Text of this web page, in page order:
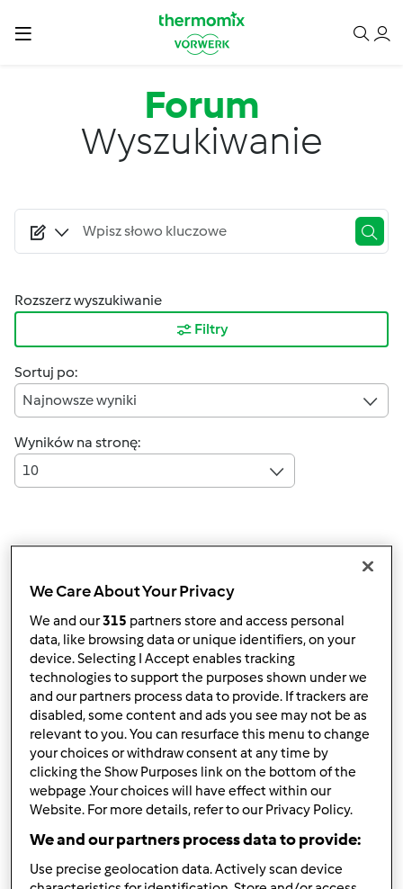
Forum
Wyszukiwanie
Rozszerz wyszukiwanie
Filtry
Sortuj po:
Najnowsze wyniki
Wyników na stronę:
10
Ostatni wpis
Szybka odpowiedź
Mixi Dołączył : 08.11.2010
pon., 01/09/2017 - 13:21
#1
Boogna,
podczas wpisywania danej frazy, warto zaznaczyć w
miejscu "sortuj po" -> "Właściwy wynik". Wówczas wyniki
wyszukiwania będą zawężone.
Góra strony
We Care About Your Privacy
We and our315 partners store and access personal
data, like browsing data or unique identifiers, on your
device. Selecting I Accept enables tracking
technologies to support the purposes shown under we
and our partners process data to provide. If trackers are
disabled, some content and ads you see may not be as
relevant to you. You can resurface this menu to change
your choices or withdraw consent at any time by
clicking the Show Purposes link on the bottom of the
webpage .Your choices will have effect within our
Website. For more details, refer to our Privacy Policy.
We and our partners process data to provide:
Use precise geolocation data. Actively scan device